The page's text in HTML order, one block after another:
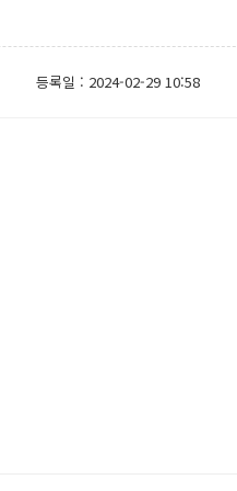
등록일 : 2024-02-29 10:58